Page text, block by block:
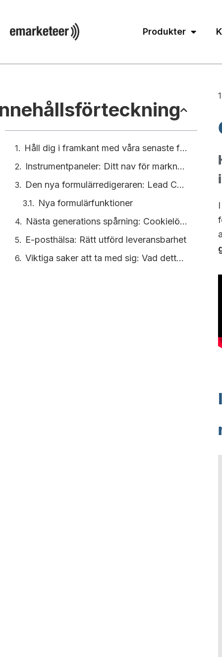
Produkter
Håll dig i framkant med våra senaste funktioner och innovationer
Instrumentpaneler: Ditt nav för marknadsföringsprestanda
Den nya formulärredigeraren: Lead Capturing i ny tappning
Nya formulärfunktioner
Nästa generations spårning: Cookielös och framtidssäkrad
E-posthälsa: Rätt utförd leveransbarhet
Viktiga saker att ta med sig: Vad detta betyder för dig